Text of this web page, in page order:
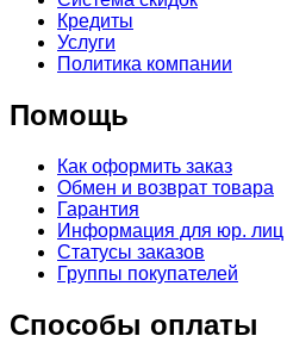
Кредиты
Услуги
Политика компании
Помощь
Как оформить заказ
Обмен и возврат товара
Гарантия
Информация для юр. лиц
Статусы заказов
Группы покупателей
Способы оплаты